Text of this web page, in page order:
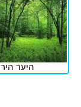
היער